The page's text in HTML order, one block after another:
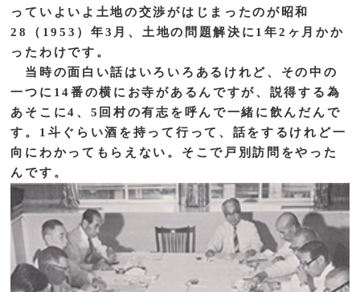
っていよいよ土地の交渉がはじまったのが昭和
28（1953）年3月、土地の問題解決に1年2ヶ月かか
ったわけです。
当時の面白い話はいろいろあるけれど、その中の
一つに14番の横にお寺があるんですが、説得する為
あそこに4、5回村の有志を呼んで一緒に飲んだんで
す。1斗ぐらい酒を持って行って、話をするけれど一
向にわかってもらえない。そこで戸別訪問をやった
んです。